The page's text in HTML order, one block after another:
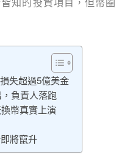
知的投資項目，但幣圈
失超過5億美金
負責人落跑
幣真實上演
將竄升